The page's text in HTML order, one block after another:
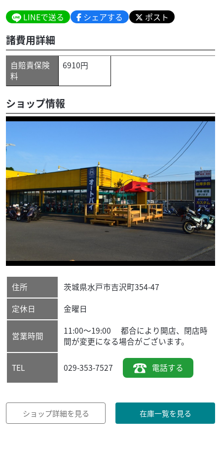
LINEで送る
シェアする ポスト
諸費用詳細
自賠責保険
料
6910円
ショップ情報
住所 茨城県水戸市吉沢町354-47
定休日
金曜日
営業時間
11:00〜19:00 都合により開店、閉店時
間が変更になる場合がございます。
TEL 029-353-7527 電話する
ショップ詳細を見る 在庫一覧を見る